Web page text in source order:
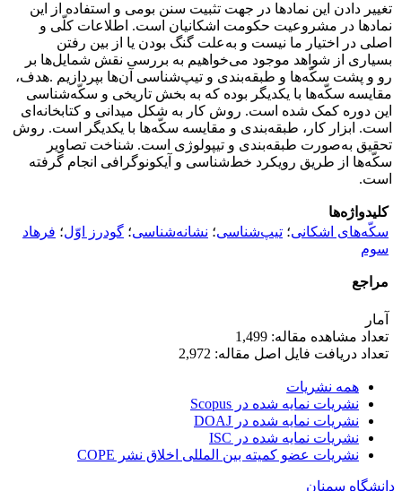
تغییر دادن این نمادها در جهت تثبیت سنن بومی و استفاده از این
نمادها در مشروعیت حکومت اشکانیان است. اطلاعات کلّی و
اصلی در اختیار ما نیست و به‌علت گنگ بودن یا از بین رفتن
بسیاری از شواهد موجود می‌خواهیم به بررسی نقش شمایل‌ها بر
رو و پشت سکّه‌ها و طبقه‌بندی و تیپ‌شناسی آن‌ها بپردازیم .هدف،
مقایسه سکّه‌ها با یکدیگر بوده که به بخش تاریخى و سکّه‌شناسى
این دوره کمک شده است. روش کار به شکل میدانی و کتابخانه‌ای
است. ابزار کار، طبقه‌بندی و مقایسه سکّه‌ها با یکدیگر است. روش
تحقیق به‌صورت طبقه‌بندی و تیپولوژی است. شناخت تصاویر
سکّه‌ها از طریق رویکرد خط‌شناسی و آیکونوگرافی انجام گرفته
است.
کلیدواژه‌ها
سکّه‌های اشکانی؛ تیپ‌شناسی؛ نشانه‌شناسی؛ گودرز اوّل؛ فرهاد
سوم
مراجع
آمار
تعداد مشاهده مقاله: 1,499
تعداد دریافت فایل اصل مقاله: 2,972
همه نشریات
نشریات نمایه شده در Scopus
نشریات نمایه شده در DOAJ
نشریات نمایه شده در ISC
نشریات عضو کمیته بین المللی اخلاق نشر COPE
دانشگاه سمنان